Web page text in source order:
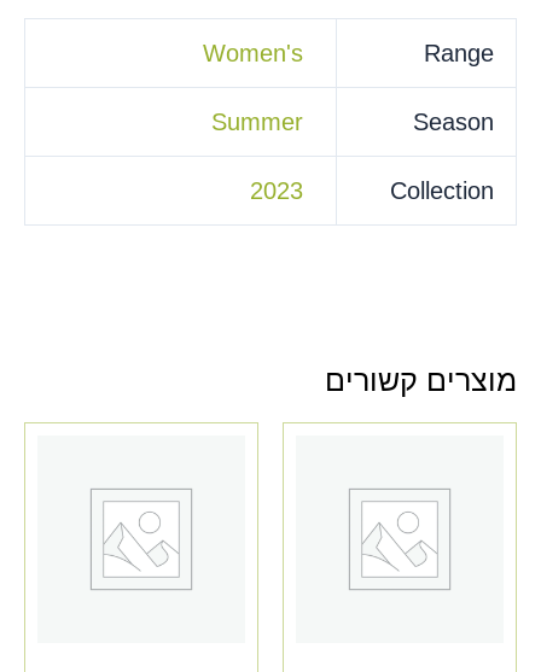
Range
Women's
Season
Summer
Collection
2023
מוצרים קשורים